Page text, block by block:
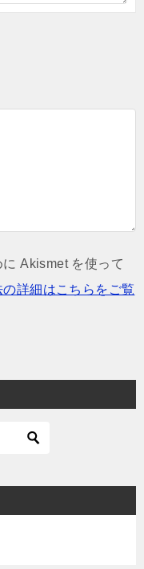
Akismet を使って
詳細はこちらをご覧